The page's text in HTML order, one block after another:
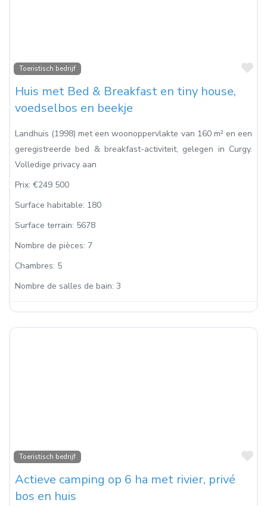
Toeristisch bedrijf
Huis met Bed & Breakfast en tiny house,
voedselbos en beekje
Landhuis (1998) met een woonoppervlakte van 160 m² en een
geregistreerde bed & breakfast-activiteit, gelegen in Curgy.
Volledige privacy aan
Prix: €249 500
Surface habitable: 180
Surface terrain: 5678
Nombre de pièces: 7
Chambres: 5
Nombre de salles de bain: 3
Toeristisch bedrijf
Actieve camping op 6 ha met rivier, privé
bos en huis